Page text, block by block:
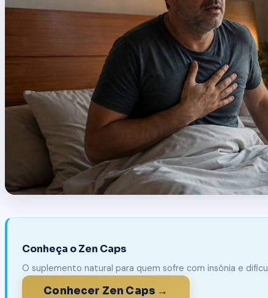
Conheça o Zen Caps
O suplemento natural para quem sofre com insônia e
Conhecer Zen Caps →